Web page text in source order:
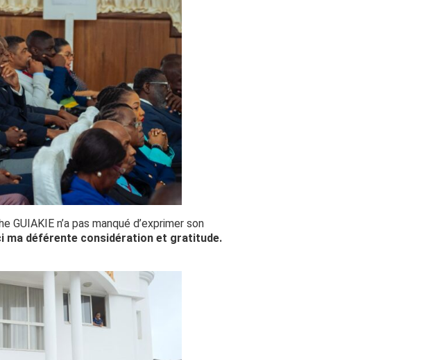
n’a pas manqué d’exprimer son
ma déférente considération et gratitude.